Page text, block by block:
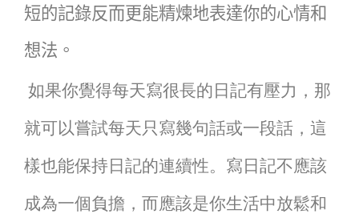
短的記錄反而更能精煉地表達你的心情和
想法。
如果你覺得每天寫很長的日記有壓力，那
就可以嘗試每天只寫幾句話或一段話，這
樣也能保持日記的連續性。寫日記不應該
成為一個負擔，而應該是你生活中放鬆和